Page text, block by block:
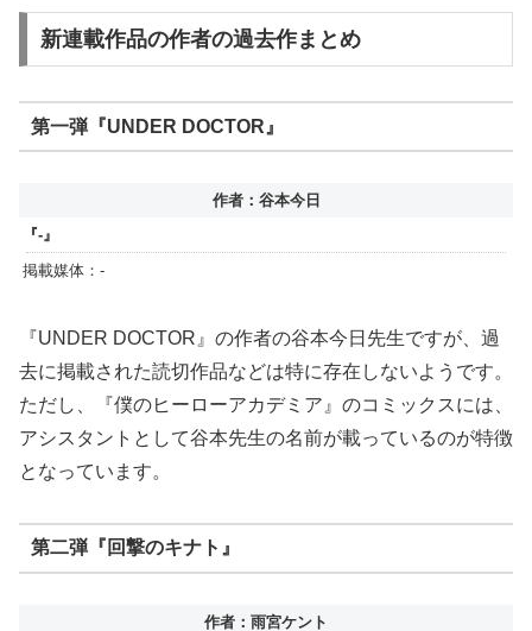
新連載作品の作者の過去作まとめ
第一弾『UNDER DOCTOR』
作者：谷本今日
『-』
掲載媒体：-
『UNDER DOCTOR』の作者の谷本今日先生ですが、過
去に掲載された読切作品などは特に存在しないようです。
ただし、『僕のヒーローアカデミア』のコミックスには、
アシスタントとして谷本先生の名前が載っているのが特徴
となっています。
第二弾『回撃のキナト』
作者：雨宮ケント